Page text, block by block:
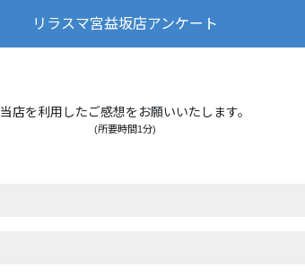
リラスマ宮益坂店アンケート
当店を利用したご感想をお願いいたします。
(所要時間1分)